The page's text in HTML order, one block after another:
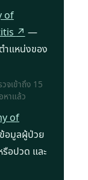
of
↗ —
ำแหน่งของ
จเข้าถึง 15
หาแล้ว
of
มูลผู้ป่วย
อปวด และ